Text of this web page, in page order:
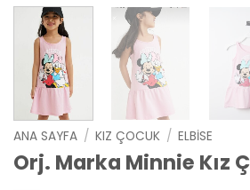
ANA SAYFA / KIZ ÇOCUK / ELBISE
Orj. Marka Minnie Kız